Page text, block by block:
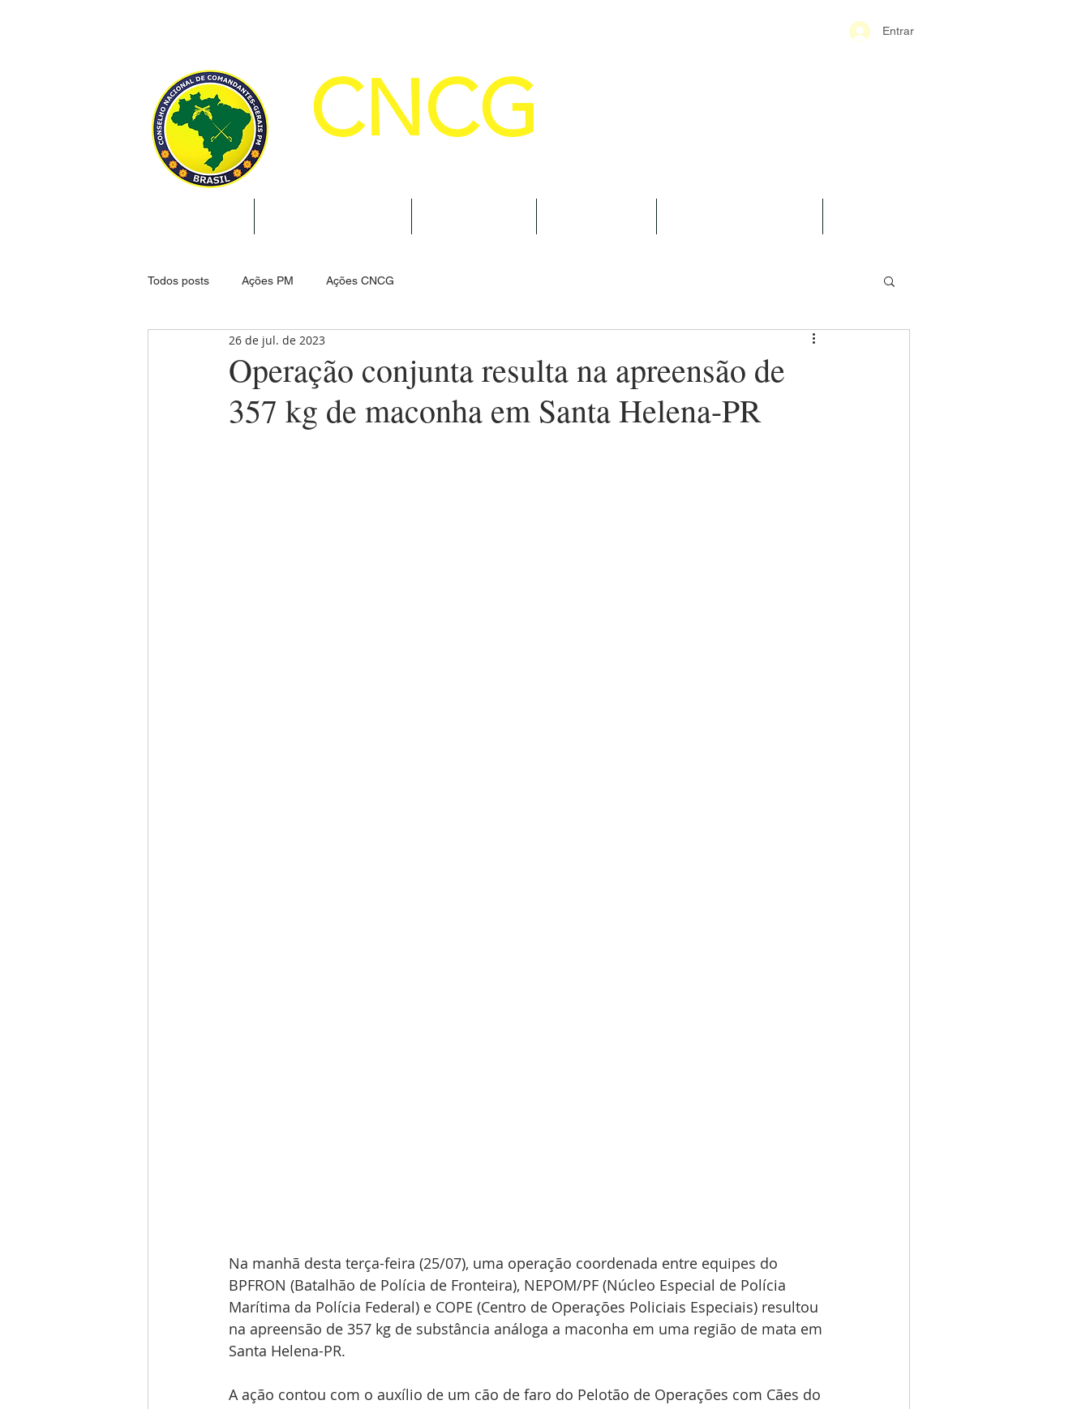
Entrar
CNCG
Todos posts Ações PM Ações CNCG
Operação conjunta resulta na apreensão de
357 kg de maconha em Santa Helena-PR
26 de jul. de 2023
Na manhã desta terça-feira (25/07), uma operação coordenada entre equipes do
BPFRON (Batalhão de Polícia de Fronteira), NEPOM/PF (Núcleo Especial de Polícia
Marítima da Polícia Federal) e COPE (Centro de Operações Policiais Especiais) resultou
na apreensão de 357 kg de substância análoga a maconha em uma região de mata em
Santa Helena-PR.
A ação contou com o auxílio de um cão de faro do Pelotão de Operações com Cães do